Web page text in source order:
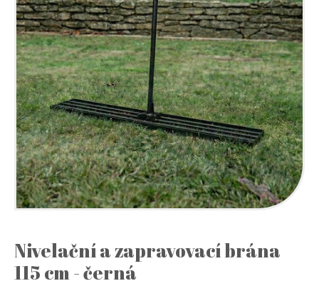
Nivelační a zapravovací brána
115 cm - černá